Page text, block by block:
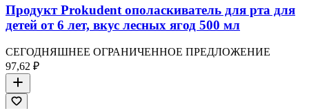
Продукт Prokudent ополаскиватель для рта для
детей от 6 лет, вкус лесных ягод 500 мл
СЕГОДНЯШНЕЕ ОГРАНИЧЕННОЕ ПРЕДЛОЖЕНИЕ
97,62 ₽